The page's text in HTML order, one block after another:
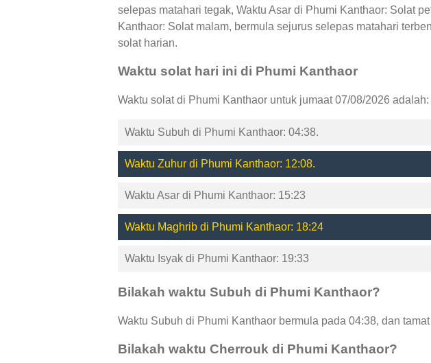
selepas matahari tegak, Waktu Asar di Phumi Kanthaor: Solat
Kanthaor: Solat malam, bermula sejurus selepas matahari
solat harian.
Waktu solat hari ini di Phumi Kanthaor
Waktu solat di Phumi Kanthaor untuk jumaat 07/08/2026 adalah:
Waktu Subuh di Phumi Kanthaor: 04:38.
Waktu Zuhur di Phumi Kanthaor: 12:08.
Waktu Asar di Phumi Kanthaor: 15:23
Waktu Maghrib di Phumi Kanthaor: 18:24
Waktu Isyak di Phumi Kanthaor: 19:33
Bilakah waktu Subuh di Phumi Kanthaor?
Waktu Subuh di Phumi Kanthaor bermula pada 04:38, dan
Bilakah waktu Cherrouk di Phumi Kanthaor?